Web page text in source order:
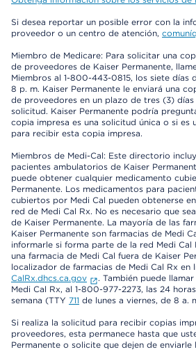
Si desea reportar un posible error con la
proveedor o un centro de atención,
Miembro de Medicare: Para solicitar una
de proveedores de Kaiser Permanente,
Miembros al 1-800-443-0815, los siete días
8 p. m. Kaiser Permanente le enviará una
de proveedores en un plazo de tres (3) días
solicitud. Kaiser Permanente podría
copia impresa es una solicitud única o si es
para recibir esta copia impresa.
Miembros de Medi-Cal: Este directorio
pacientes ambulatorios de Kaiser
puede obtener cualquier medicamento
Permanente. Los medicamentos para
cubiertos por Medi Cal pueden obtenerse
red de Medi Cal Rx. No es necesario que
de Kaiser Permanente. La mayoría de las
Kaiser Permanente son farmacias de Medi
informarle si forma parte de la red Medi Cal
una farmacia de Medi Cal fuera de Kaiser
localizador de farmacias de Medi Cal Rx en
CalRx.dhcs.ca.gov
. También puede
Medi Cal Rx, al 1-800-977-2273, las 24
semana (TTY 711 de lunes a viernes, de 8 a.
Si realiza la solicitud para recibir copias
proveedores, esta permanece hasta que
Permanente o solicite que dejen de enviarle